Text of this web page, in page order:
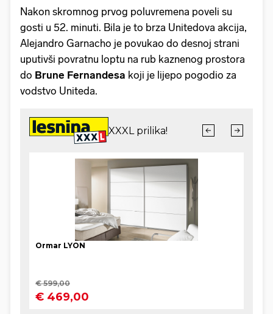
Nakon skromnog prvog poluvremena poveli su
gosti u 52. minuti. Bila je to brza Unitedova akcija,
Alejandro Garnacho je povukao do desnoj strani
uputivši povratnu loptu na rub kaznenog prostora
do Brune Fernandesa koji je lijepo pogodio za
vodstvo Uniteda.